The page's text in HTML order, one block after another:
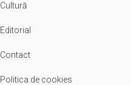
Cultură
Editorial
Contact
Politica de cookies